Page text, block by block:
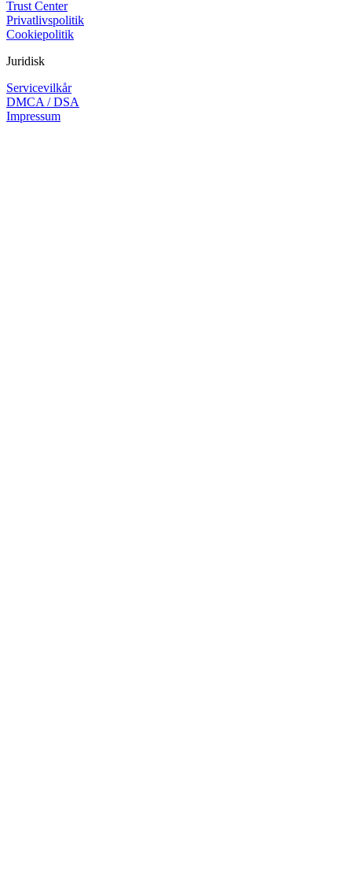
Trust Center
Privatlivspolitik
Cookiepolitik
Juridisk
Servicevilkår
DMCA / DSA
Impressum